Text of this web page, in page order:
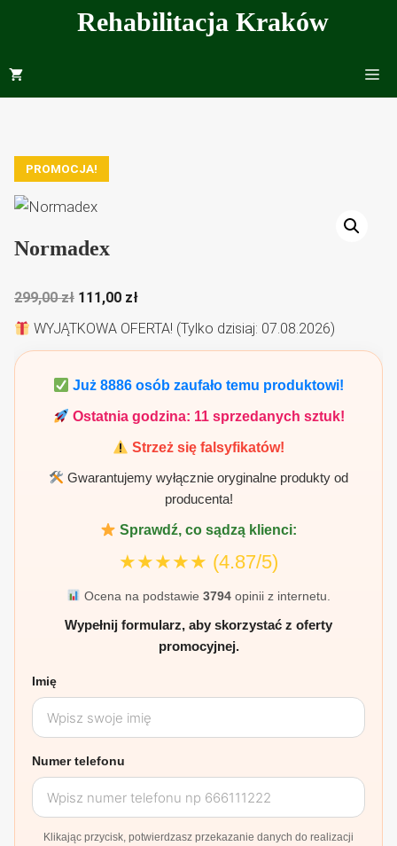
Rehabilitacja Kraków
PROMOCJA!
Normadex
299,00zł Pierwotna
cena
111,00 złAktualna
cena
wynosi:
WYJĄTKOWA OFERTA! (Tylko dzisiaj: 07.08.2026)
Już8886 osób zaufało temu produktowi!
Ostatnia godzina: 11sprzedanych sztuk!
Strzeż się falsyfikatów!
Gwarantujemy wyłącznie oryginalne produkty od
producenta!
Sprawdź, co sądzą klienci:
★★★★★ (4.87/5)
Ocena na podstawie 3794opinii z internetu.
Wypełnij formularz, aby skorzystać z oferty
promocyjnej.
Imię
Numer telefonu
Klikając przycisk, potwierdzasz przekazanie danych do realizacji